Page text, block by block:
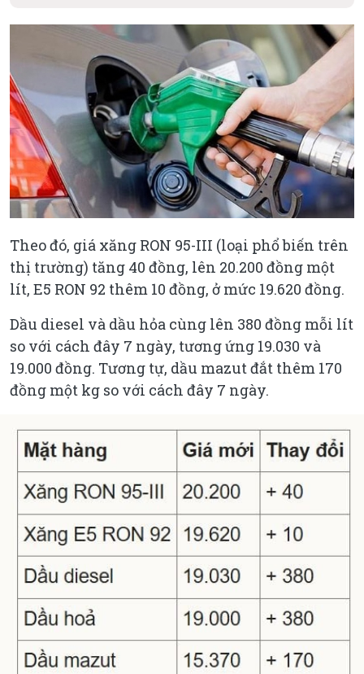
Theo đó, giá xăng RON 95-III (loại phổ biến trên
thị trường) tăng 40 đồng, lên 20.200 đồng một
lít, E5 RON 92 thêm 10 đồng, ở mức 19.620 đồng.
Dầu diesel và dầu hỏa cùng lên 380 đồng mỗi lít
so với cách đây 7 ngày, tương ứng 19.030 và
19.000 đồng. Tương tự, dầu mazut đắt thêm 170
đồng một kg so với cách đây 7 ngày.